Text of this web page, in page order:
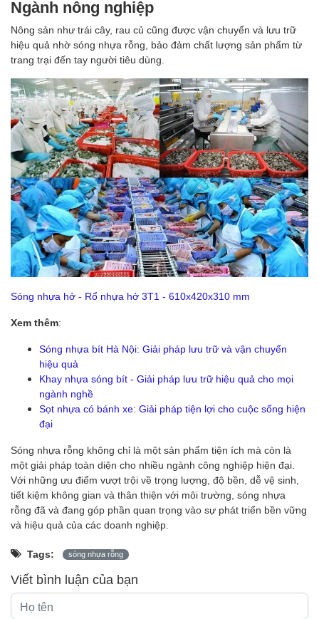
Ngành nông nghiệp
Nông sản như trái cây, rau củ cũng được vận chuyển và lưu trữ
hiệu quả nhờ sóng nhựa rỗng, bảo đảm chất lượng sản phẩm từ
trang trại đến tay người tiêu dùng.
Sóng nhựa hở - Rổ nhựa hở 3T1 - 610x420x310 mm
Xem thêm:
Sóng nhựa bít Hà Nội: Giải pháp lưu trữ và vận chuyển
hiệu quả
Khay nhựa sóng bít - Giải pháp lưu trữ hiệu quả cho mọi
ngành nghề
Sọt nhựa có bánh xe: Giải pháp tiện lợi cho cuộc sống hiện
đại
Sóng nhựa rỗng không chỉ là một sản phẩm tiện ích mà còn là
một giải pháp toàn diện cho nhiều ngành công nghiệp hiện đại.
Với những ưu điểm vượt trội về trọng lượng, độ bền, dễ vệ sinh,
tiết kiệm không gian và thân thiện với môi trường, sóng nhựa
rỗng đã và đang góp phần quan trọng vào sự phát triển bền vững
và hiệu quả của các doanh nghiệp.
Tags: sóng nhựa rỗng
Viết bình luận của bạn